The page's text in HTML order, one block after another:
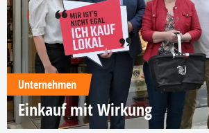
Unternehmen
Einkauf mit Wirkung